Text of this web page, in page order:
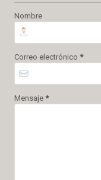
Nombre
Correo electrónico *
Mensaje *